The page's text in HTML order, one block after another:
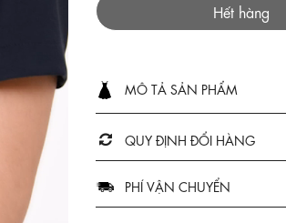
Hết hàng
MÔ TẢ SẢN PHẨM
QUY ĐỊNH ĐỔI HÀNG
PHÍ VẬN CHUYỂN